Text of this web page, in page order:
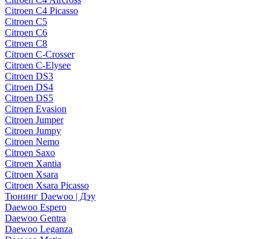
Citroen C4 Picasso
Citroen C5
Citroen C6
Citroen C8
Citroen C-Crosser
Citroen C-Elysee
Citroen DS3
Citroen DS4
Citroen DS5
Citroen Evasion
Citroen Jumper
Citroen Jumpy
Citroen Nemo
Citroen Saxo
Citroen Xantia
Citroen Xsara
Citroen Xsara Picasso
Тюнинг Daewoo | Дэу
Daewoo Espero
Daewoo Gentra
Daewoo Leganza